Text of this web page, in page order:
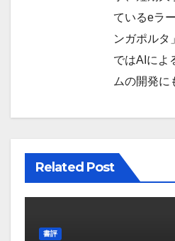
ているeラ
ンガポルタ
ではAIによ
ムの開発に
Related Post
書評